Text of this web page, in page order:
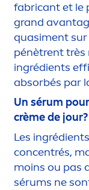
fabricant et le
grand
quasiment sur
pénètrent très
ingrédients
absorbés par
Un sérum
crème de jour?
Les
concentrés,
moins ou pas
sérums ne